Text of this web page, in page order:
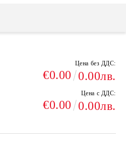
Цена без ДДС:
€0.00 0.00лв.
Цена с ДДС:
€0.00 0.00лв.